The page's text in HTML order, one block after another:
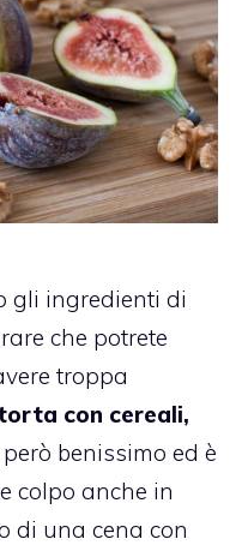
gli ingredienti di
che potrete
troppa
con cereali,
benissimo ed è
colpo anche in
di una cena con